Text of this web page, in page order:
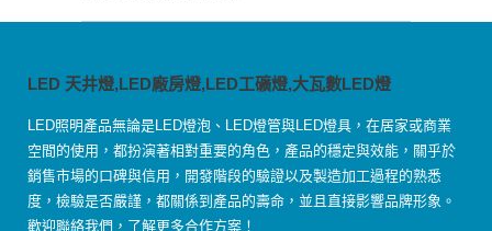
LED 天井燈,LED廠房燈,LED工礦燈,大瓦數LED燈
LED照明產品無論是LED燈泡、LED燈管與LED燈具，在居家或商業
空間的使用，都扮演著相對重要的角色，產品的穩定與效能，關乎於
銷售市場的口碑與信用，開發階段的驗證以及製造加工過程的熟悉
度，檢驗是否嚴謹，都關係到產品的壽命，並且直接影響品牌形象。
歡迎聯絡我們，了解更多合作方案！